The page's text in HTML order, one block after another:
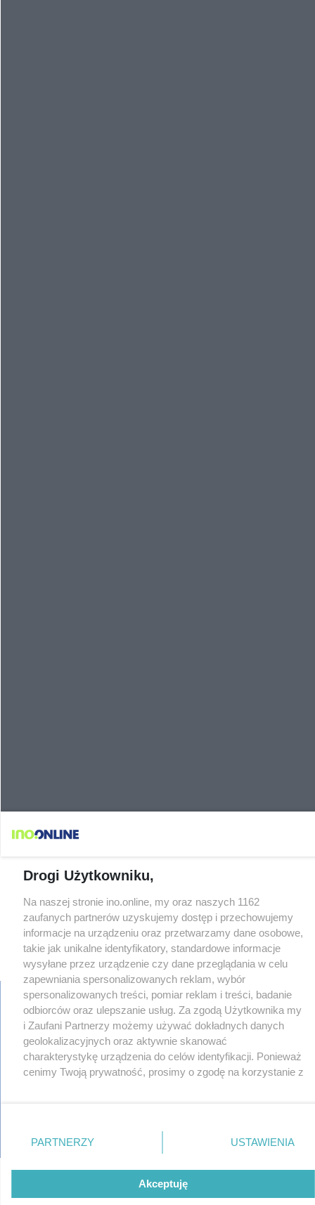
regulamin
reklama
redakcja
pliki cookies
oferty pracy
© copyright 2000-2026 Ino-online Media
Drogi Użytkowniku,
Na naszej stronie ino.online, my oraz naszych 1162
zaufanych partnerów uzyskujemy dostęp i przechowujemy
informacje na urządzeniu oraz przetwarzamy dane osobowe,
takie jak unikalne identyfikatory, standardowe informacje
wysyłane przez urządzenie czy dane przeglądania w celu
zapewniania spersonalizowanych reklam, wybór
spersonalizowanych treści, pomiar reklam i treści, badanie
odbiorców oraz ulepszanie usług. Za zgodą Użytkownika my
i Zaufani Partnerzy możemy używać dokładnych danych
geolokalizacyjnych oraz aktywnie skanować
charakterystykę urządzenia do celów identyfikacji. Ponieważ
cenimy Twoją prywatność, prosimy o zgodę na korzystanie z
. Niektóre rodzaje przetwarzania
danych nie wymagają zgody użytkownika, ale masz prawo
miały zastosowania tylko na tej witrynie.
PARTNERZY USTAWIENIA
Akceptuję